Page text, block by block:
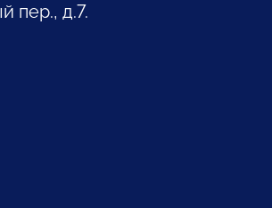
пер., д.7.